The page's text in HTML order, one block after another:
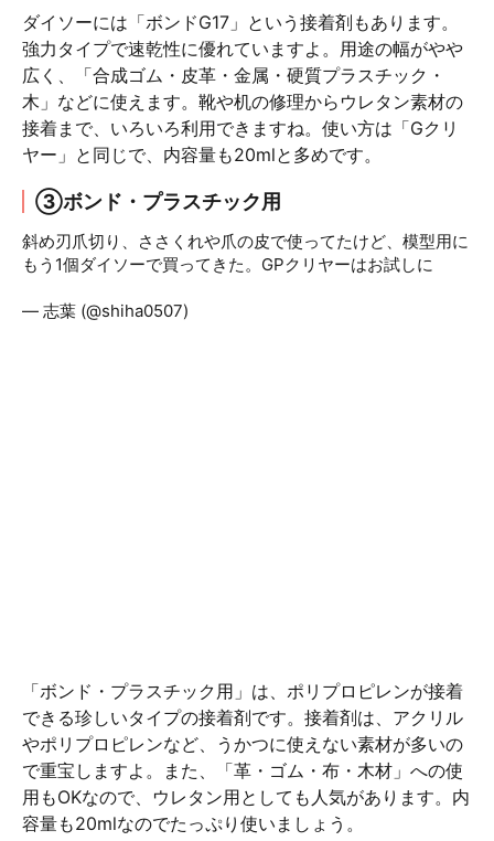
ダイソーには「ボンドG17」という接着剤もあります。
強力タイプで速乾性に優れていますよ。用途の幅がやや
広く、「合成ゴム・皮革・金属・硬質プラスチック・
木」などに使えます。靴や机の修理からウレタン素材の
接着まで、いろいろ利用できますね。使い方は「Gクリ
ヤー」と同じで、内容量も20mlと多めです。
③ボンド・プラスチック用
斜め刃爪切り、ささくれや爪の皮で使ってたけど、模型用に
もう1個ダイソーで買ってきた。GPクリヤーはお試しに
— 志葉 (@shiha0507)
「ボンド・プラスチック用」は、ポリプロピレンが接着
できる珍しいタイプの接着剤です。接着剤は、アクリル
やポリプロピレンなど、うかつに使えない素材が多いの
で重宝しますよ。また、「革・ゴム・布・木材」への使
用もOKなので、ウレタン用としても人気があります。内
容量も20mlなのでたっぷり使いましょう。